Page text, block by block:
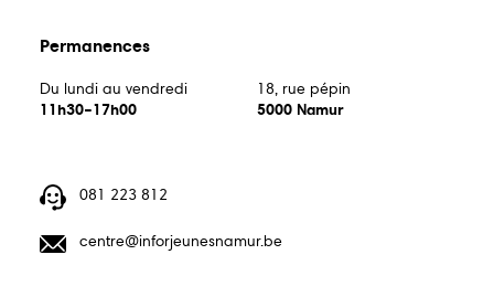
081 223 812
centre@inforjeunesnamur.be
Permanences
Du lundi au vendredi
11h30–17h00
18, rue pépin
5000 Namur